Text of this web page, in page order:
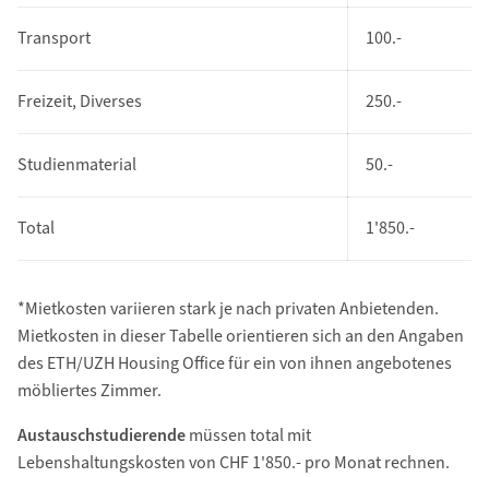
Transport 100.-
Freizeit, Diverses 250.-
Studienmaterial 50.-
Total 1'850.-
*Mietkosten variieren stark je nach privaten Anbietenden.
Mietkosten in dieser Tabelle orientieren sich an den Angaben
des ETH/UZH Housing Office für ein von ihnen angebotenes
möbliertes Zimmer.
Austauschstudierendemüssen total mit
Lebenshaltungskosten von CHF 1'850.- pro Monat rechnen.